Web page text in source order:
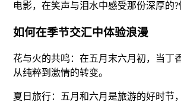
电影，在笑声与泪水中感受那份深厚的?
如何在季节交汇中体验浪漫
花与火的共鸣：在五月末六月初，当丁
从纯粹到激情的转变。
夏日旅行：五月和六月是旅游的好时节